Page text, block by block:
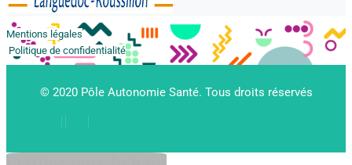
Mentions légales
Politique de confidentialité
© 2020 Pôle Autonomie Santé. Tous droits réservés